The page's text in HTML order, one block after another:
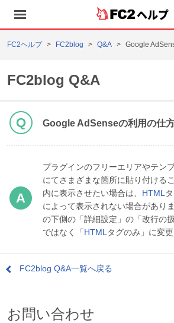
ヘルプ
FC2ヘルプ FC2blog Q&A Google
FC2blog Q&A
Google AdSenseの利用の仕
プラグインのフリーエリアやテン
にてさまざまな箇所に貼り付ける
内に表示させたい場合は、 HTML
によって表示されない場合があり
の下側の「詳細設定」の「改行の
ではなく「 HTML タグのみ」に変
FC2blog Q&A一覧へ戻る
お問い合わせ